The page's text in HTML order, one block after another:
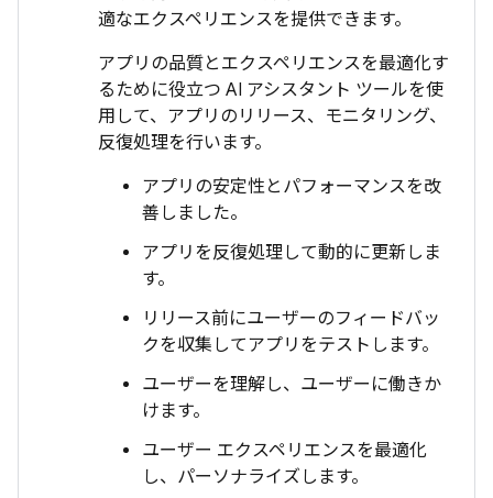
適なエクスペリエンスを提供できます。
アプリの品質とエクスペリエンスを最適化す
るために役立つ AI アシスタント ツールを使
用して、アプリのリリース、モニタリング、
反復処理を行います。
アプリの安定性とパフォーマンスを改
善しました。
アプリを反復処理して動的に更新しま
す。
リリース前にユーザーのフィードバッ
クを収集してアプリをテストします。
ユーザーを理解し、ユーザーに働きか
けます。
ユーザー エクスペリエンスを最適化
し、パーソナライズします。